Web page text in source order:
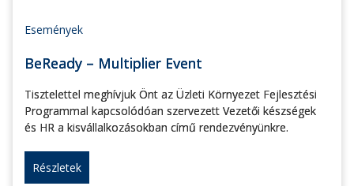
Események
BeReady – Multiplier Event
Tisztelettel meghívjuk Önt az Üzleti Környezet Fejlesztési
Programmal kapcsolódóan szervezett Vezetői készségek
és HR a kisvállalkozásokban című rendezvényünkre.
Részletek